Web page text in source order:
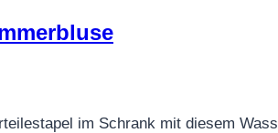
im Schrank mit diesem